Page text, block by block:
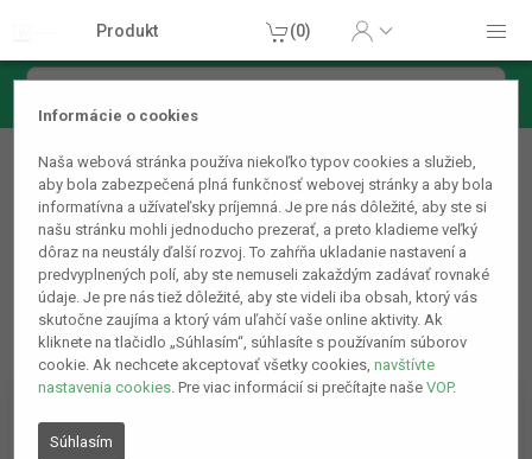
Informácie o cookies
Naša webová stránka používa niekoľko typov cookies a služieb,
aby bola zabezpečená plná funkčnosť webovej stránky a aby bola
informatívna a užívateľsky príjemná. Je pre nás dôležité, aby ste si
našu stránku mohli jednoducho prezerať, a preto kladieme veľký
dôraz na neustály ďalší rozvoj. To zahŕňa ukladanie nastavení a
predvyplnených polí, aby ste nemuseli zakaždým zadávať rovnaké
údaje. Je pre nás tiež dôležité, aby ste videli iba obsah, ktorý vás
skutočne zaujíma a ktorý vám uľahčí vaše online aktivity. Ak
kliknete na tlačidlo „Súhlasím“, súhlasíte s používaním súborov
cookie. Ak nechcete akceptovať všetky cookies,navštívte
nastavenia cookies. Pre viac informácií si prečítajte našeVOP.
Súhlasím
Produkt (0)
Slúchadlá